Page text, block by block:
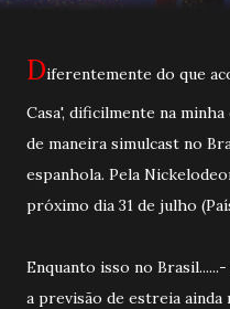
Diferentemente do que
Casa', dificilmente na
de maneira simulcast no
espanhola. Pela
próximo dia 31 de julho
Enquanto isso no
a previsão de estreia ainda